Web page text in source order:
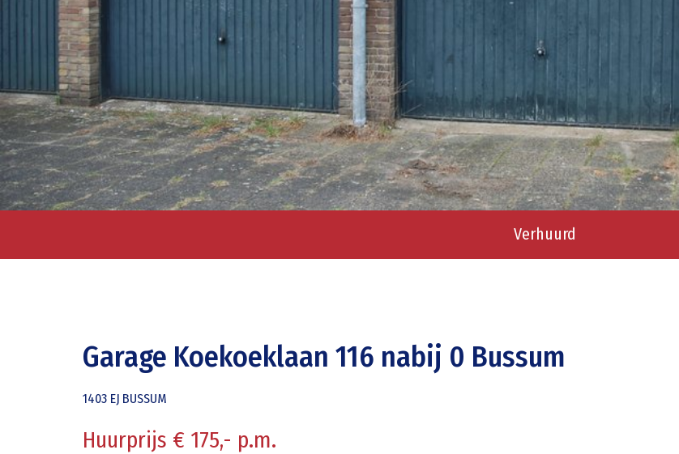
Verhuurd
Garage Koekoeklaan 116 nabij 0 Bussum
1403 EJ BUSSUM
Huurprijs € 175,- p.m.